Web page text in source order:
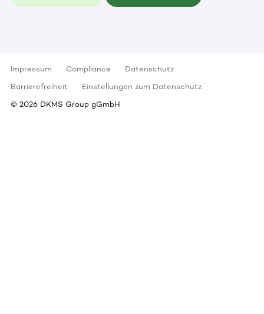
Impressum Compliance
Datenschutz
Barrierefreiheit
Einstellungen zum Datenschutz
© 2026 DKMS Group gGmbH